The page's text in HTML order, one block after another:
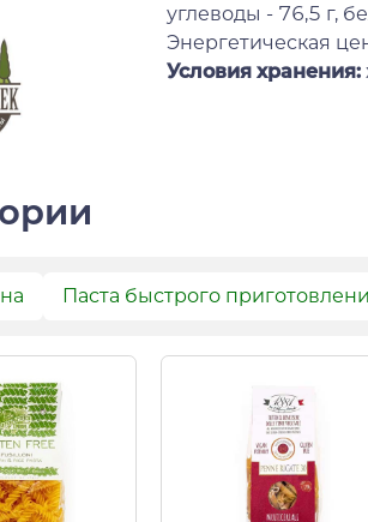
углеводы - 76,5 г,
Энергетическая
Условия хранения:
Паста быстрого